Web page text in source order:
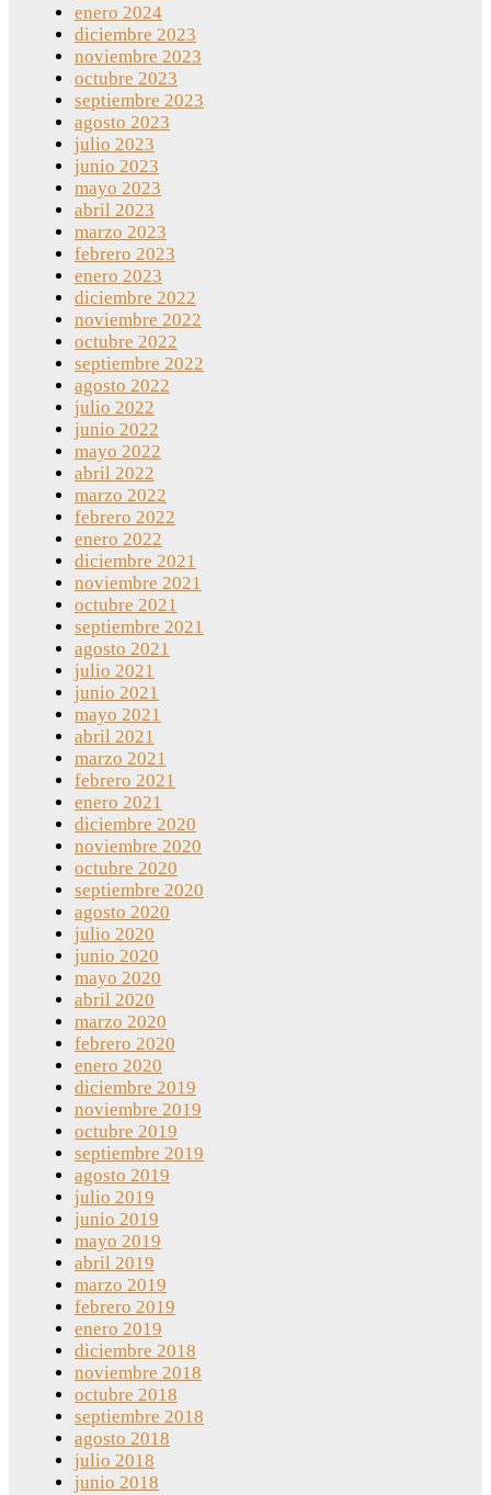
enero 2024
diciembre 2023
noviembre 2023
octubre 2023
septiembre 2023
agosto 2023
julio 2023
junio 2023
mayo 2023
abril 2023
marzo 2023
febrero 2023
enero 2023
diciembre 2022
noviembre 2022
octubre 2022
septiembre 2022
agosto 2022
julio 2022
junio 2022
mayo 2022
abril 2022
marzo 2022
febrero 2022
enero 2022
diciembre 2021
noviembre 2021
octubre 2021
septiembre 2021
agosto 2021
julio 2021
junio 2021
mayo 2021
abril 2021
marzo 2021
febrero 2021
enero 2021
diciembre 2020
noviembre 2020
octubre 2020
septiembre 2020
agosto 2020
julio 2020
junio 2020
mayo 2020
abril 2020
marzo 2020
febrero 2020
enero 2020
diciembre 2019
noviembre 2019
octubre 2019
septiembre 2019
agosto 2019
julio 2019
junio 2019
mayo 2019
abril 2019
marzo 2019
febrero 2019
enero 2019
diciembre 2018
noviembre 2018
octubre 2018
septiembre 2018
agosto 2018
julio 2018
junio 2018